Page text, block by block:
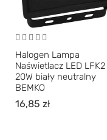
Halogen Lampa
Naświetlacz LED LFK2
20W biały neutralny
BEMKO
16,85 zł